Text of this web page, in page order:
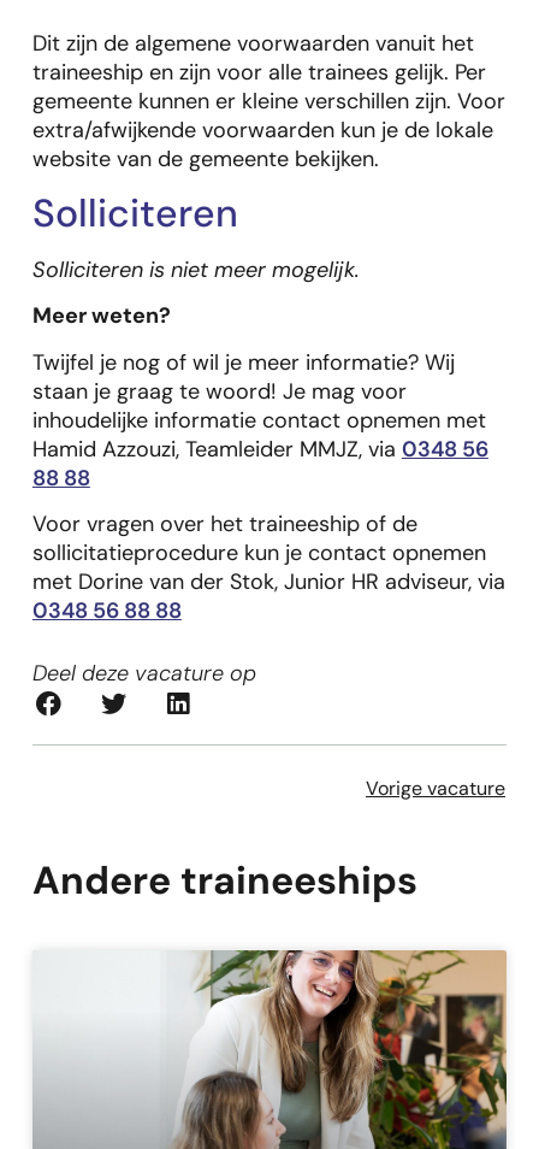
Dit zijn de algemene voorwaarden vanuit het
traineeship en zijn voor alle trainees gelijk. Per
gemeente kunnen er kleine verschillen zijn. Voor
extra/afwijkende voorwaarden kun je de lokale
website van de gemeente bekijken.
Solliciteren
Solliciteren is niet meer mogelijk.
Meer weten?
Twijfel je nog of wil je meer informatie? Wij
staan je graag te woord! Je mag voor
inhoudelijke informatie contact opnemen met
Hamid Azzouzi, Teamleider MMJZ, via 0348 56
88 88
Voor vragen over het traineeship of de
sollicitatieprocedure kun je contact opnemen
met Dorine van der Stok, Junior HR adviseur, via
0348 56 88 88
Deel deze vacature op
Vorige vacature
Andere traineeships